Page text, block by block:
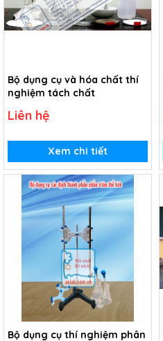
Bộ dụng cụ và hóa chất thí
nghiệm tách chất
Liên hệ
Xem chi tiết
Bộ dụng cụ thí nghiệm phân